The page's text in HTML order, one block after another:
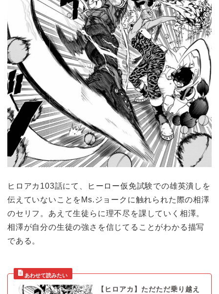
ヒロアカ103話にて、ヒーロー仮免試験での雄英潰しを
伝えていないことをMs.ジョークに触れられた際の相澤
のセリフ。あえて生徒らに理不尽を課していく相澤。
相澤が自分の生徒の強さを信じてることがわかる描写
である。
【ヒロアカ】ただただ乗り越え